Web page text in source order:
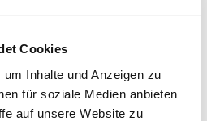
Cookies
Inhalte und Anzeigen zu
für soziale Medien anbieten
auf unsere Website zu